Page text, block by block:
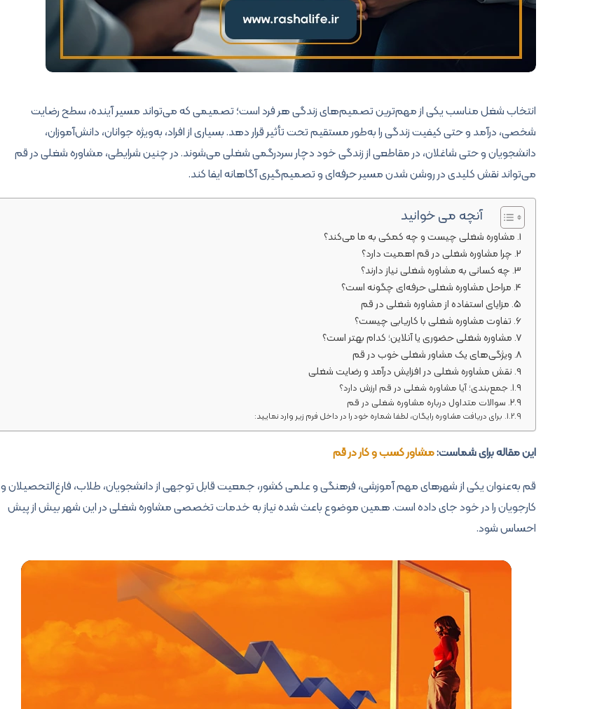
انتخاب شغل مناسب یکی از مهم‌ترین تصمیم‌های زندگی هر فرد است؛ تصمیمی که می‌تواند مسیر آینده، سطح رضایت
شخصی، درآمد و حتی کیفیت زندگی را به‌طور مستقیم تحت تأثیر قرار دهد. بسیاری از افراد، به‌ویژه جوانان، دانش‌آموزان،
دانشجویان و حتی شاغلان، در مقاطعی از زندگی خود دچار سردرگمی شغلی می‌شوند. در چنین شرایطی، مشاوره شغلی در قم
می‌تواند نقش کلیدی در روشن شدن مسیر حرفه‌ای و تصمیم‌گیری آگاهانه ایفا کند.
آنچه می خوانید
مشاوره شغلی چیست و چه کمکی به ما می‌کند؟
چرا مشاوره شغلی در قم اهمیت دارد؟
چه کسانی به مشاوره شغلی نیاز دارند؟
مراحل مشاوره شغلی حرفه‌ای چگونه است؟
مزایای استفاده از مشاوره شغلی در قم
تفاوت مشاوره شغلی با کاریابی چیست؟
مشاوره شغلی حضوری یا آنلاین؛ کدام بهتر است؟
ویژگی‌های یک مشاور شغلی خوب در قم
نقش مشاوره شغلی در افزایش درآمد و رضایت شغلی
جمع‌بندی؛ آیا مشاوره شغلی در قم ارزش دارد؟
سوالات متداول درباره مشاوره شغلی در قم
برای دریافت مشاوره رایگان، لطفا شماره خود را در داخل فرم زیر وارد نمایید:
این مقاله برای شماست:مشاور کسب و کار در قم
قم به‌عنوان یکی از شهرهای مهم آموزشی، فرهنگی و علمی کشور، جمعیت قابل توجهی از دانشجویان، طلاب، فارغ‌التحصیلان و
کارجویان را در خود جای داده است. همین موضوع باعث شده نیاز به خدمات تخصصی مشاوره شغلی در این شهر بیش از پیش
احساس شود.